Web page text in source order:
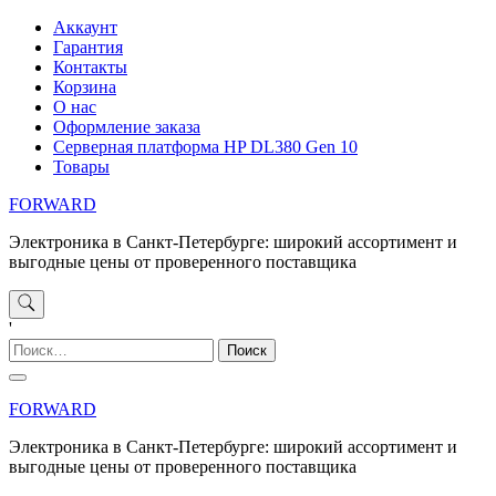
Перейти
содержимому
Аккаунт
Гарантия
Контакты
Корзина
О нас
Оформление заказа
Серверная платформа HP DL380 Gen 10
Товары
FORWARD
Электроника в Санкт-Петербурге: широкий ассортимент и
выгодные цены от проверенного поставщика
'
Найти:
FORWARD
Электроника в Санкт-Петербурге: широкий ассортимент и
выгодные цены от проверенного поставщика